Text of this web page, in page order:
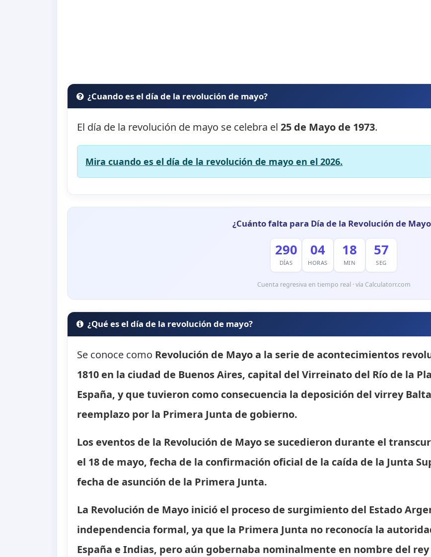
¿Cuando es el día de la revolución de mayo?
El día de la revolución de mayo se celebra el25 de Mayo de 1973.
Mira cuando es el día de la revolución de mayo en el 2026.
¿Cuánto falta para Día de la Revolución de
290
DÍAS
04
HORAS
18
MIN
56
SEG
Cuenta regresiva en tiempo real · vía Calculatorr.com
¿Qué es el día de la revolución de mayo?
Se conoce como Revolución de Mayoa la serie de acontecimientos
1810 en la ciudad de Buenos Aires, capital del Virreinato del Río de la
España, y que tuvieron como consecuencia la deposición del virrey
reemplazo por la Primera Junta de gobierno.
Los eventos de la Revolución de Mayo se sucedieron durante el
el 18 de mayo, fecha de la confirmación oficial de la caída de la Junta
fecha de asunción de la Primera Junta.
La Revolución de Mayo inició el proceso de surgimiento del Estado
independencia formal, ya que la Primera Junta no reconocía la
España e Indias, pero aún gobernaba nominalmente en nombre del